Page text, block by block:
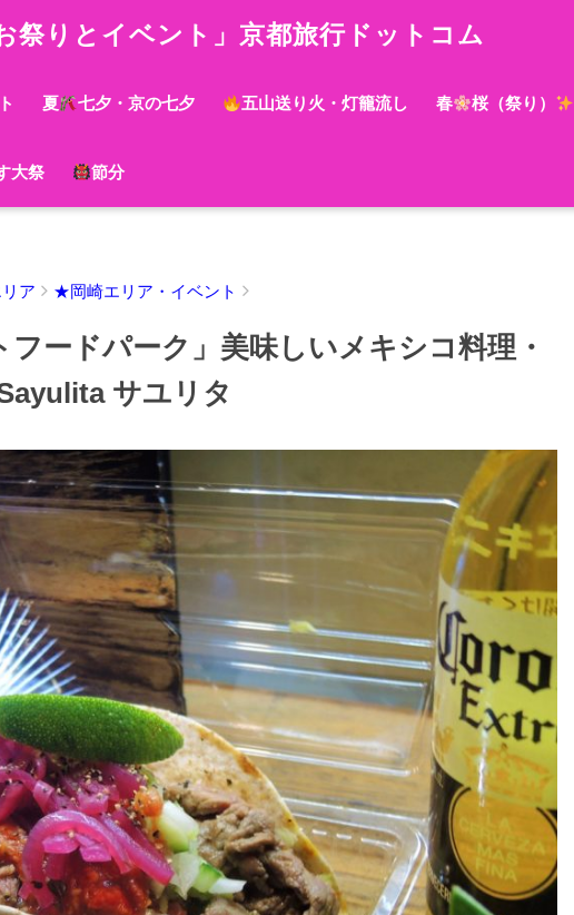
祭りとイベント」京都旅行ドットコム
夏 七夕・京の七夕 五山送り火・灯籠流し 春 桜（祭り）
大祭 節分
ア ★岡崎エリア・イベント
フードパーク」美味しいメキシコ料理・
サユリタ